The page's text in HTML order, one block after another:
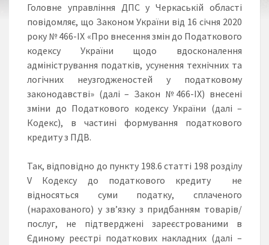
Головне управління ДПС у Черкаській області
повідомляє, що Законом України від 16 січня 2020
року № 466-ІХ «Про внесення змін до Податкового
кодексу України щодо вдосконалення
адміністрування податків, усунення технічних та
логічних неузгодженостей у податковому
законодавстві» (далі – Закон №466-ІХ) внесені
зміни до Податкового кодексу України (далі –
Кодекс), в частині формування податкового
кредиту з ПДВ.
Так, відповідно до пункту 198.6 статті 198 розділу
V Кодексу до податкового кредиту не
відносяться суми податку, сплаченого
(нарахованого) у зв’язку з придбанням товарів/
послуг, не підтверджені зареєстрованими в
Єдиному реєстрі податкових накладних (далі –